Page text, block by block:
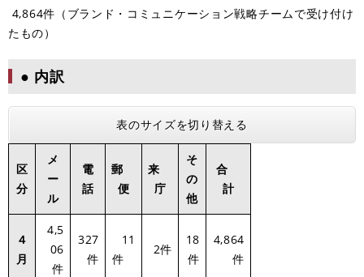
4,864件（ブランド・コミュニケーション戦略チームで受け付け
たもの）
● 内訳
表のサイズを切り替える
区
分
メ
ー
ル
電
話
郵
便
来
庁
そ
の
他
合
計
４
月
4,5
06
件
327
件
11
件
2件
18
件
4,864
件